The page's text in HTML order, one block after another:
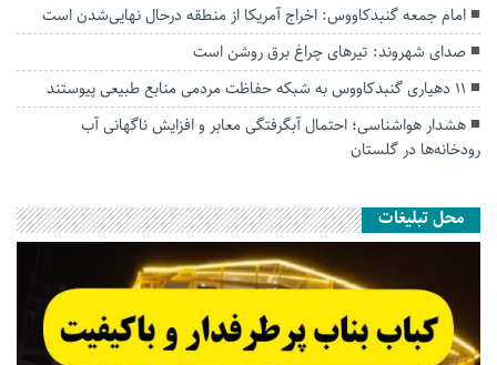
امام جمعه گنبدکاووس: اخراج آمریکا از منطقه درحال نهایی‌شدن است
صدای شهروند: تیرهای چراغ برق روشن است
۱۱ دهیاری گنبدکاووس به شبکه حفاظت مردمی منابع طبیعی پیوستند
هشدار هواشناسی؛ احتمال آبگرفتگی معابر و افزایش ناگهانی آب
رودخانه‌ها در گلستان
محل تبلیغات